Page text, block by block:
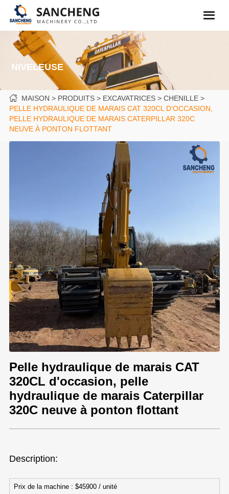
NIVELEUSE
MAISON PRODUITS EXCAVATRICES
CHENILLE
PELLE HYDRAULIQUE DE MARAIS CAT 320CL D'OCCASION,
PELLE HYDRAULIQUE DE MARAIS CATERPILLAR 320C
NEUVE À PONTON FLOTTANT
Pelle hydraulique de marais CAT
320CL d'occasion, pelle
hydraulique de marais Caterpillar
320C neuve à ponton flottant
Description:
Prix de la machine : $45900 / unité